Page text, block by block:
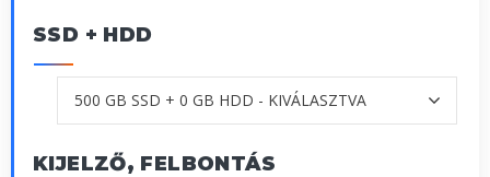
SSD + HDD
KIJELZŐ, FELBONTÁS